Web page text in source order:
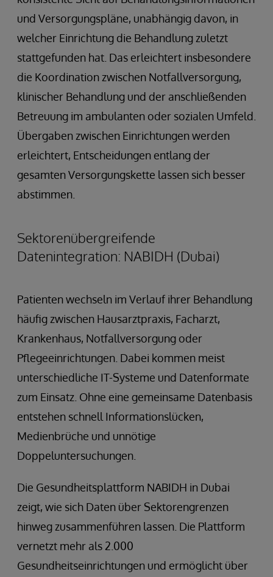
und Versorgungspläne, unabhängig davon, in
welcher Einrichtung die Behandlung zuletzt
stattgefunden hat. Das erleichtert insbesondere
die Koordination zwischen Notfallversorgung,
klinischer Behandlung und der anschließenden
Betreuung im ambulanten oder sozialen Umfeld.
Übergaben zwischen Einrichtungen werden
erleichtert, Entscheidungen entlang der
gesamten Versorgungskette lassen sich besser
abstimmen.
Sektorenübergreifende
Datenintegration: NABIDH (Dubai)
Patienten wechseln im Verlauf ihrer Behandlung
häufig zwischen Hausarztpraxis, Facharzt,
Krankenhaus, Notfallversorgung oder
Pflegeeinrichtungen. Dabei kommen meist
unterschiedliche IT-Systeme und Datenformate
zum Einsatz. Ohne eine gemeinsame Datenbasis
entstehen schnell Informationslücken,
Medienbrüche und unnötige
Doppeluntersuchungen.
Die Gesundheitsplattform NABIDH in Dubai
zeigt, wie sich Daten über Sektorengrenzen
hinweg zusammenführen lassen. Die Plattform
vernetzt mehr als 2.000
Gesundheitseinrichtungen und ermöglicht über